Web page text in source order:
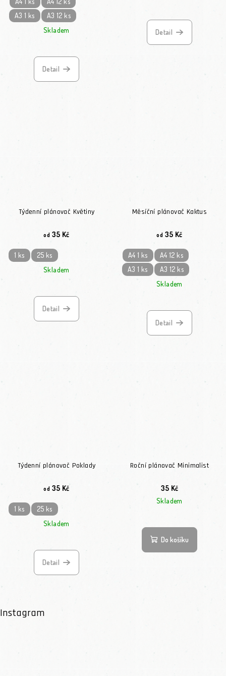
A3 1 ks
A3 12 ks
Skladem
Detail
Detail
Týdenní plánovač Květiny
od 35 Kč
1 ks
25 ks
Skladem
Detail
Měsíční plánovač Kaktus
od 35 Kč
A4 1 ks
A4 12 ks
A3 1 ks
A3 12 ks
Skladem
Detail
Týdenní plánovač Poklady
od 35 Kč
1 ks
25 ks
Skladem
Detail
Roční plánovač Minimalist
35 Kč
Skladem
Do košíku
Instagram